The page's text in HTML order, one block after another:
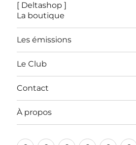
[ Deltashop ]
La boutique
Les émissions
Le Club
Contact
À propos